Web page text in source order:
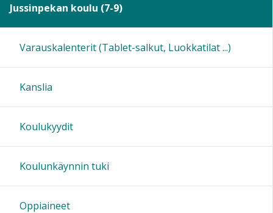
12:00
13:00
14:00
15:00
16:00
Jussinpekan koulu (7-9)
Varauskalenterit (Tablet-salkut, Luokkatilat ...)
Kanslia
Koulukyydit
Koulunkäynnin tuki
Oppiaineet